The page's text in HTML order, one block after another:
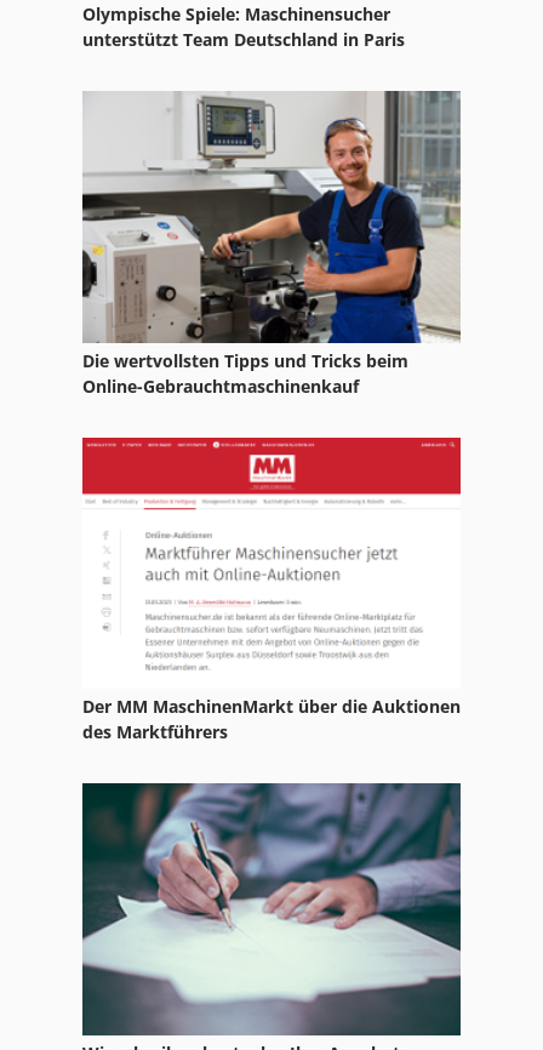
Olympische Spiele: Maschinensucher
unterstützt Team Deutschland in Paris
Die wertvollsten Tipps und Tricks beim
Online-Gebrauchtmaschinenkauf
Der MM MaschinenMarkt über die Auktionen
des Marktführers